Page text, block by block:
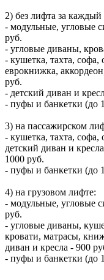
2) без лифта за каждый
- модульные, угловые
руб.
- угловые диваны,
- кушетка, тахта,
еврокнижка,
руб.
- детский диван и
- пуфы и банкетки (до
3) на пассажирском
- кушетка, тахта,
детский диван и
1000 руб.
- пуфы и банкетки (до
4) на грузовом лифте:
- модульные, угловые
руб.
- угловые диваны,
кровати, матрасы,
диван и кресла - 900
- пуфы и банкетки (до